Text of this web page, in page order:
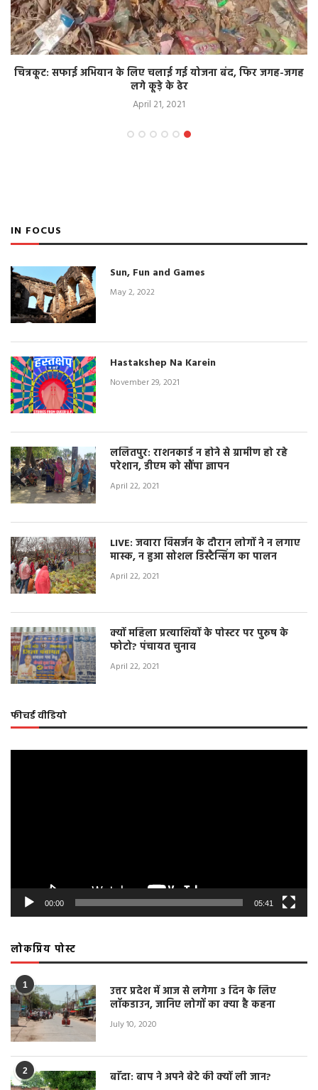
चित्रकूट: सफाई अभियान के लिए चलाई गई योजना बंद, फिर जगह-जगह
लगे कूड़े के ढेर
April 21, 2021
IN FOCUS
Sun, Fun and Games
May 2, 2022
Hastakshep Na Karein
November 29, 2021
ललितपुर: राशनकार्ड न होने से ग्रामीण हो रहे
परेशान, डीएम को सौंपा ज्ञापन
April 22, 2021
LIVE: जवारा विसर्जन के दौरान लोगों ने न लगाए
मास्क, न हुआ सोशल डिस्टैन्सिंग का पालन
April 22, 2021
क्यों महिला प्रत्याशियों के पोस्टर पर पुरुष के
फोटो? पंचायत चुनाव
April 22, 2021
फीचर्ड वीडियो
00:00 05:41
लोकप्रिय पोस्ट
1
उत्तर प्रदेश में आज से लगेगा 3 दिन के लिए
लॉकडाउन, जानिए लोगों का क्या है कहना
July 10, 2020
2 बाँदा: बाप ने अपने बेटे की क्यों ली जान?